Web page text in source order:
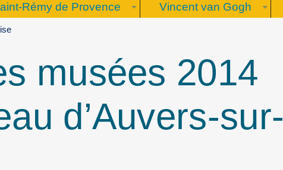
Rémy de Provence Vincent van Gogh
musées 2014
d’Auvers-sur-